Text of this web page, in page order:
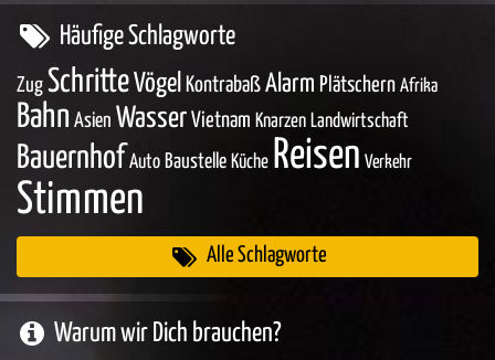
Häufige Schlagworte
Zug SchritteVögel Kontrabaß Alarm Plätschern Afrika
Bahn Asien Wasser Vietnam Knarzen Landwirtschaft
Bauernhof Auto Baustelle Küche Reisen Verkehr
Stimmen
Alle Schlagworte
Warum wir Dich brauchen?